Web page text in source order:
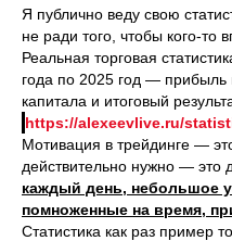
Я публично веду свою
не ради того, чтобы кого-то
Реальная торговая
года по 2025 год —
капитала и итоговый
https://alexeevlive.ru/
Мотивация в трейдинге —
действительно нужно — это
каждый день, небольшое
помноженные на время,
Статистика как раз пример